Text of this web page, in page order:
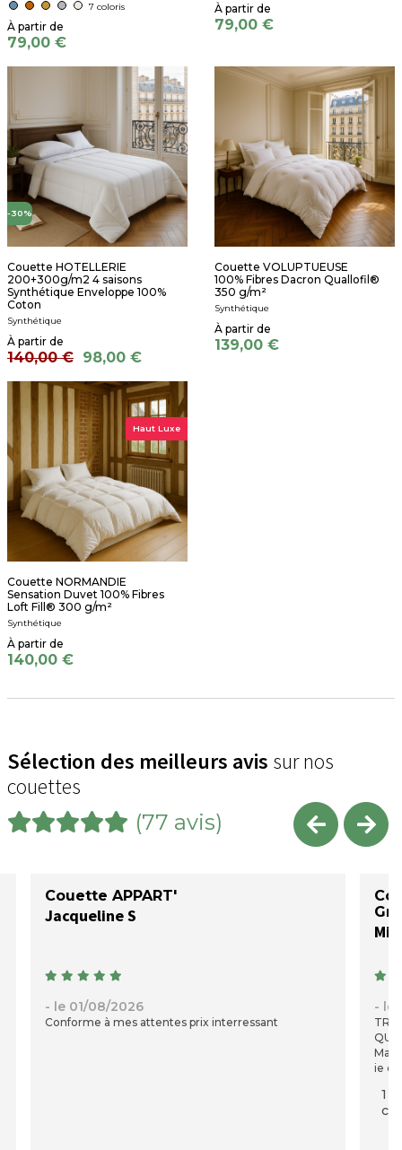
7 coloris
79,00 €
79,00 €
-30%
Couette HOTELLERIE
200+300g/m2 4 saisons
Synthétique Enveloppe 100%
Coton
Synthétique
140,00 € 98,00 €
Couette VOLUPTUEUSE
100% Fibres Dacron Quallofil®
350 g/m²
Synthétique
139,00 €
Haut Luxe
Couette NORMANDIE
Sensation Duvet 100% Fibres
Loft Fill® 300 g/m²
Synthétique
140,00 €
Sélection des meilleurs avis sur nos
couettes
(77 avis)
Couette APPART'
Jacqueline S
- le 01/08/2026
Conforme à mes attentes prix interressant
- le
Mais
je
1